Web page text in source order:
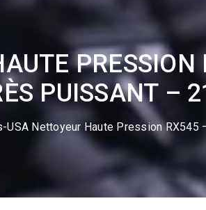
PUISSANT –
USA Nettoyeur Haute Pression